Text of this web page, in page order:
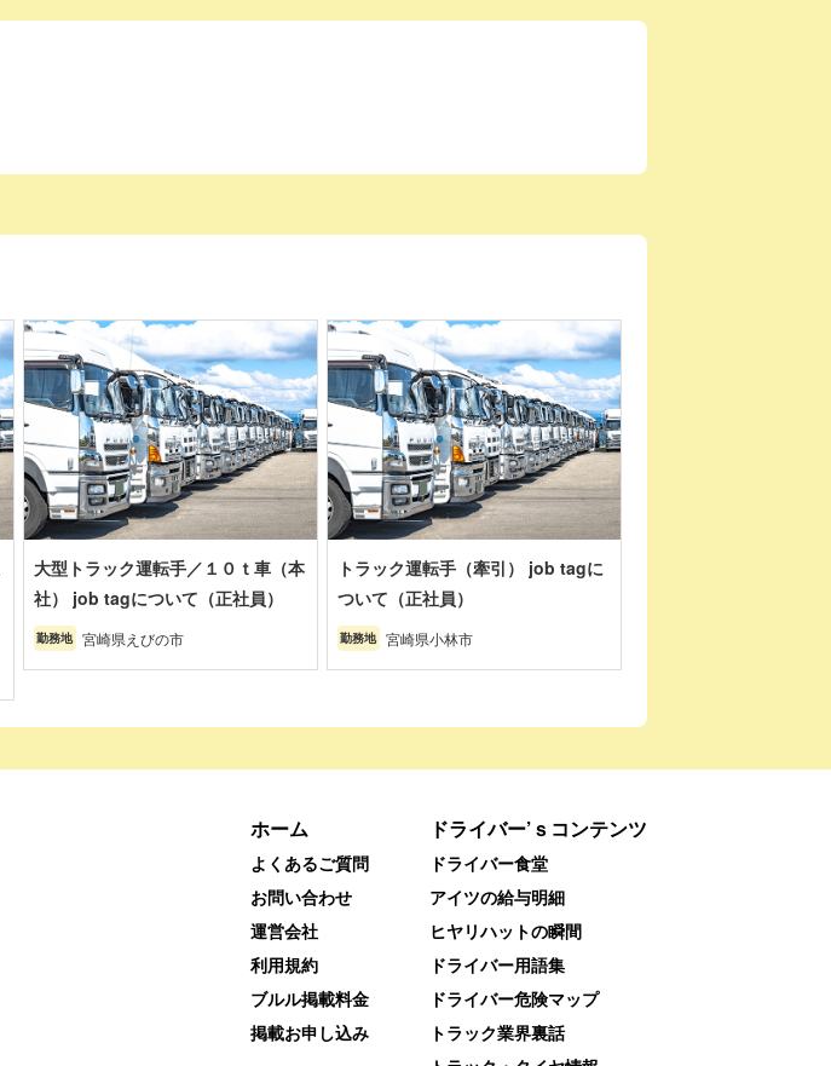
大型トラック運転手／１０ｔ車（本
社） job tagについて（正社員）
勤務地 宮崎県えびの市
トラック運転手（牽引） job tagに
ついて（正社員）
勤務地 宮崎県小林市
ホーム
よくあるご質問
お問い合わせ
運営会社
利用規約
ブルル掲載料金
掲載お申し込み
ドライバー’ｓコンテンツ
ドライバー食堂
アイツの給与明細
ヒヤリハットの瞬間
ドライバー用語集
ドライバー危険マップ
トラック業界裏話